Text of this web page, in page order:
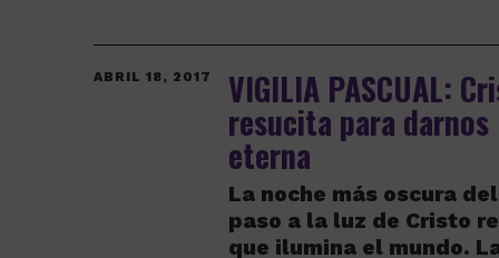
ABRIL 18, 2017 VIGILIA PASCUAL:
resucita para
eterna
La noche más oscura
paso a la luz de Cristo
que ilumina el mundo.